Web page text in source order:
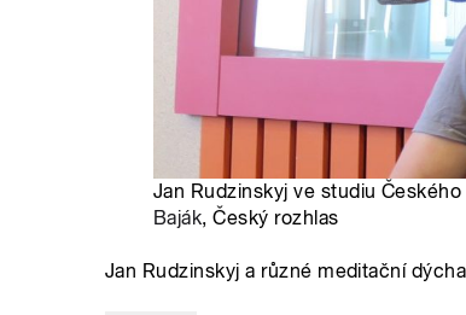
Jan Rudzinskyj ve studiu
Baják, Český rozhlas
Jan Rudzinskyj a různé meditační